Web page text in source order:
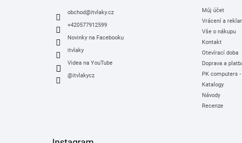
obchod@itvlaky.cz
+420577912599
Novinky na Facebooku
itvlaky
Videa na YouTube
@itvlakycz
Můj účet
Vrácení a
Vše o nákupu
Kontakt
Otevírací doba
Doprava a
PK computers -
Katalogy
Návody
Recenze